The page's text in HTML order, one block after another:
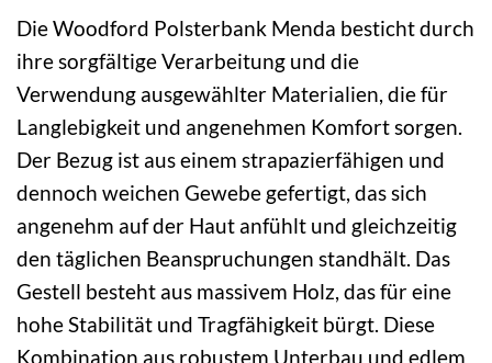
Die Woodford Polsterbank Menda besticht durch
ihre sorgfältige Verarbeitung und die
Verwendung ausgewählter Materialien, die für
Langlebigkeit und angenehmen Komfort sorgen.
Der Bezug ist aus einem strapazierfähigen und
dennoch weichen Gewebe gefertigt, das sich
angenehm auf der Haut anfühlt und gleichzeitig
den täglichen Beanspruchungen standhält. Das
Gestell besteht aus massivem Holz, das für eine
hohe Stabilität und Tragfähigkeit bürgt. Diese
Kombination aus robustem Unterbau und edlem